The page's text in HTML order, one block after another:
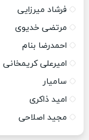
فرشاد میرزایی
مرتضی خدیوی
احمدرضا بنام
امیرعلی کریمخانی
سامیار
امید ذاکری
مجید اصلاحی